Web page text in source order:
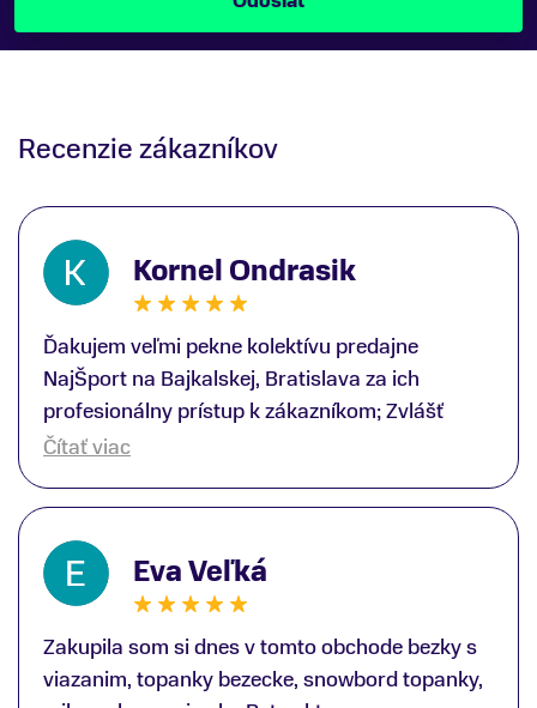
Recenzie zákazníkov
Kornel Ondrasik
Ďakujem veľmi pekne kolektívu predajne
NajŠport na Bajkalskej, Bratislava za ich
profesionálny prístup k zákazníkom; Zvlášť
ďakujem špecialistovi Martinovi Gunišovi za
lyžiarskej obuvi, ako aj prilby.. všetko značka
Atomic; Pán Martin Guniš mi svojou
odbornosťou otvoril nové obzory a dozvedel
som sa, vďaka jeho profesionálnemu prístupu k
zákazníkovi, up-to-date informácie o nových
trendoch v lyžiarských technológiách; Z
predajne NajŠport som odchádzal s nakúpom
Čítať viac
Eva Veľká
Zakupila som si dnes v tomto obchode bezky s
viazanim, topanky bezecke, snowbord topanky,